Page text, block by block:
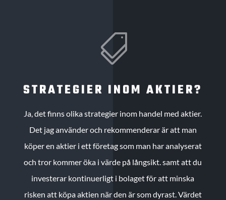

STRATEGIER INOM AKTIER?
Ja, det finns olika strategier inom handel med aktier.
Det jag använder och rekommenderar är att man
köper en aktier i ett företag som man har analyserat
och tror kommer öka i värde på långsikt. samt att du
investerar kontinuerligt i bolaget för att minska
risken att köpa aktien när den är som dyrast. Värdet